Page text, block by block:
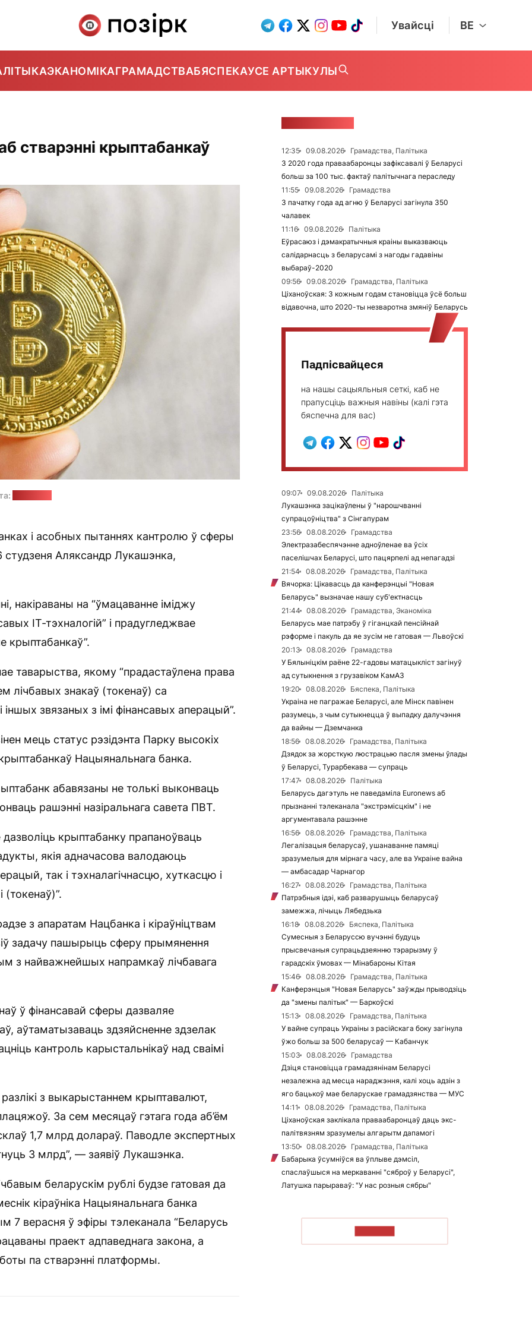
Увайсці BE
ЭКАНОМІКАГРАМАДСТВАБЯСПЕКАУСЕ АРТЫКУЛЫ
стварэнні крыптабанкаў
і асобных пытаннях кантролю ў сферы
студзеня Аляксандр Лукашэнка,
накіраваны на “ўмацаванне іміджу
ІТ-тэхналогій” і прадугледжвае
крыптабанкаў”.
таварыства, якому “прадастаўлена права
лічбавых знакаў (токенаў) са
звязаных з імі фінансавых аперацый”.
мець статус рэзідэнта Парку высокіх
Нацыянальнага банка.
абавязаны не толькі выконваць
рашэнні назіральнага савета ПВТ.
крыптабанку прапаноўваць
якія адначасова валодаюць
так і тэхналагічнасцю, хуткасцю і
(токенаў)”.
з апаратам Нацбанка і кіраўніцтвам
задачу пашырыць сферу прымянення
з найважнейшых напрамкаў лічбавага
ў фінансавай сферы дазваляе
аўтаматызаваць здзяйсненне здзелак
кантроль карыстальнікаў над сваімі
з выкарыстаннем крыптавалют,
За сем месяцаў гэтага года аб’ём
1,7 млрд долараў. Паводле экспертных
3 млрд”, — заявіў Лукашэнка.
беларускім рублі будзе гатовая да
кіраўніка Нацыянальнага банка
7 верасня ў эфіры тэлеканала “Беларусь
праект адпаведнага закона, а
па стварэнні платформы.
12:35 09.08.2026
Грамадства, Палітыка
З 2020 года праваабаронцы зафіксавалі ў Беларусі
больш за 100 тыс. фактаў палітычнага пераследу
11:55
09.08.2026
Грамадства
З пачатку года ад агню ў Беларусі загінула 350
чалавек
11:16
09.08.2026
Палітыка
Еўрасаюз і дэмакратычныя краіны выказваюць
салідарнасць з беларусамі з нагоды гадавіны
выбараў-2020
09:56
09.08.2026
Грамадства, Палітыка
Ціханоўская: З кожным годам становіцца ўсё больш
відавочна, што 2020-ты незваротна змяніў Беларусь
Падпісвайцеся
на нашы сацыяльныя сеткі, каб не
прапусціць важныя навіны (калі гэта
бяспечна для вас)
09:07 09.08.2026
Палітыка
Лукашэнка зацікаўлены ў "нарошчванні
супрацоўніцтва" з Сінгапурам
23:56
08.08.2026
Грамадства
Электразабеспячэнне адноўленае ва ўсіх
паселішчах Беларусі, што пацярпелі ад непагадзі
21:54
08.08.2026
Грамадства, Палітыка
Вячорка: Цікавасць да канферэнцыі "Новая
Беларусь" вызначае нашу суб'ектнасць
21:44
08.08.2026
Грамадства, Эканоміка
Беларусь мае патрэбу ў гіганцкай пенсійнай
рэформе і пакуль да яе зусім не гатовая — Львоўскі
20:13
08.08.2026
Грамадства
У Бялыніцкім раёне 22-гадовы матацыкліст загінуў
ад сутыкнення з грузавіком КамАЗ
19:20
08.08.2026
Бяспека, Палітыка
Украіна не пагражае Беларусі, але Мінск павінен
разумець, з чым сутыкнецца ў выпадку далучэння
да вайны — Дземчанка
18:56
08.08.2026
Грамадства, Палітыка
Дзядок за жорсткую люстрацыю пасля змены ўлады
ў Беларусі, Турарбекава — супраць
17:47
08.08.2026
Палітыка
Беларусь дагэтуль не паведаміла Euronews аб
прызнанні тэлеканала "экстрэмісцкім" і не
аргументавала рашэнне
16:56
08.08.2026
Грамадства, Палітыка
Легалізацыя беларусаў, ушанаванне памяці
зразумелыя для мірнага часу, але ва Украіне вайна
— амбасадар Чарнагор
16:27
08.08.2026
Грамадства, Палітыка
Патрэбныя ідэі, каб разварушыць беларусаў
замежжа, лічыць Лябедзька
16:18
08.08.2026
Бяспека, Палітыка
Сумесныя з Беларуссю вучэнні будуць
прысвечаныя супрацьдзеянню тэрарызму ў
гарадскіх ўмовах — Мінабароны Кітая
15:46
08.08.2026
Грамадства, Палітыка
Канферэнцыя "Новая Беларусь" заўжды прыводзіць
да "змены палітык" — Баркоўскі
15:13
08.08.2026
Грамадства, Палітыка
У вайне супраць Украіны з расійскага боку загінула
ўжо больш за 500 беларусаў — Кабанчук
15:03
08.08.2026
Грамадства
Дзіця становіцца грамадзянінам Беларусі
незалежна ад месца нараджэння, калі хоць адзін з
яго бацькоў мае беларускае грамадзянства — МУС
14:11
08.08.2026
Грамадства, Палітыка
Ціханоўская заклікала праваабаронцаў даць экс-
палітвязням зразумелы алгарытм дапамогі
13:50
08.08.2026
Грамадства, Палітыка
Бабарыка ўсумніўся ва ўплыве дэмсіл,
спаслаўшыся на меркаванні "сяброў у Беларусі",
Латушка парыраваў: "У нас розныя сябры"